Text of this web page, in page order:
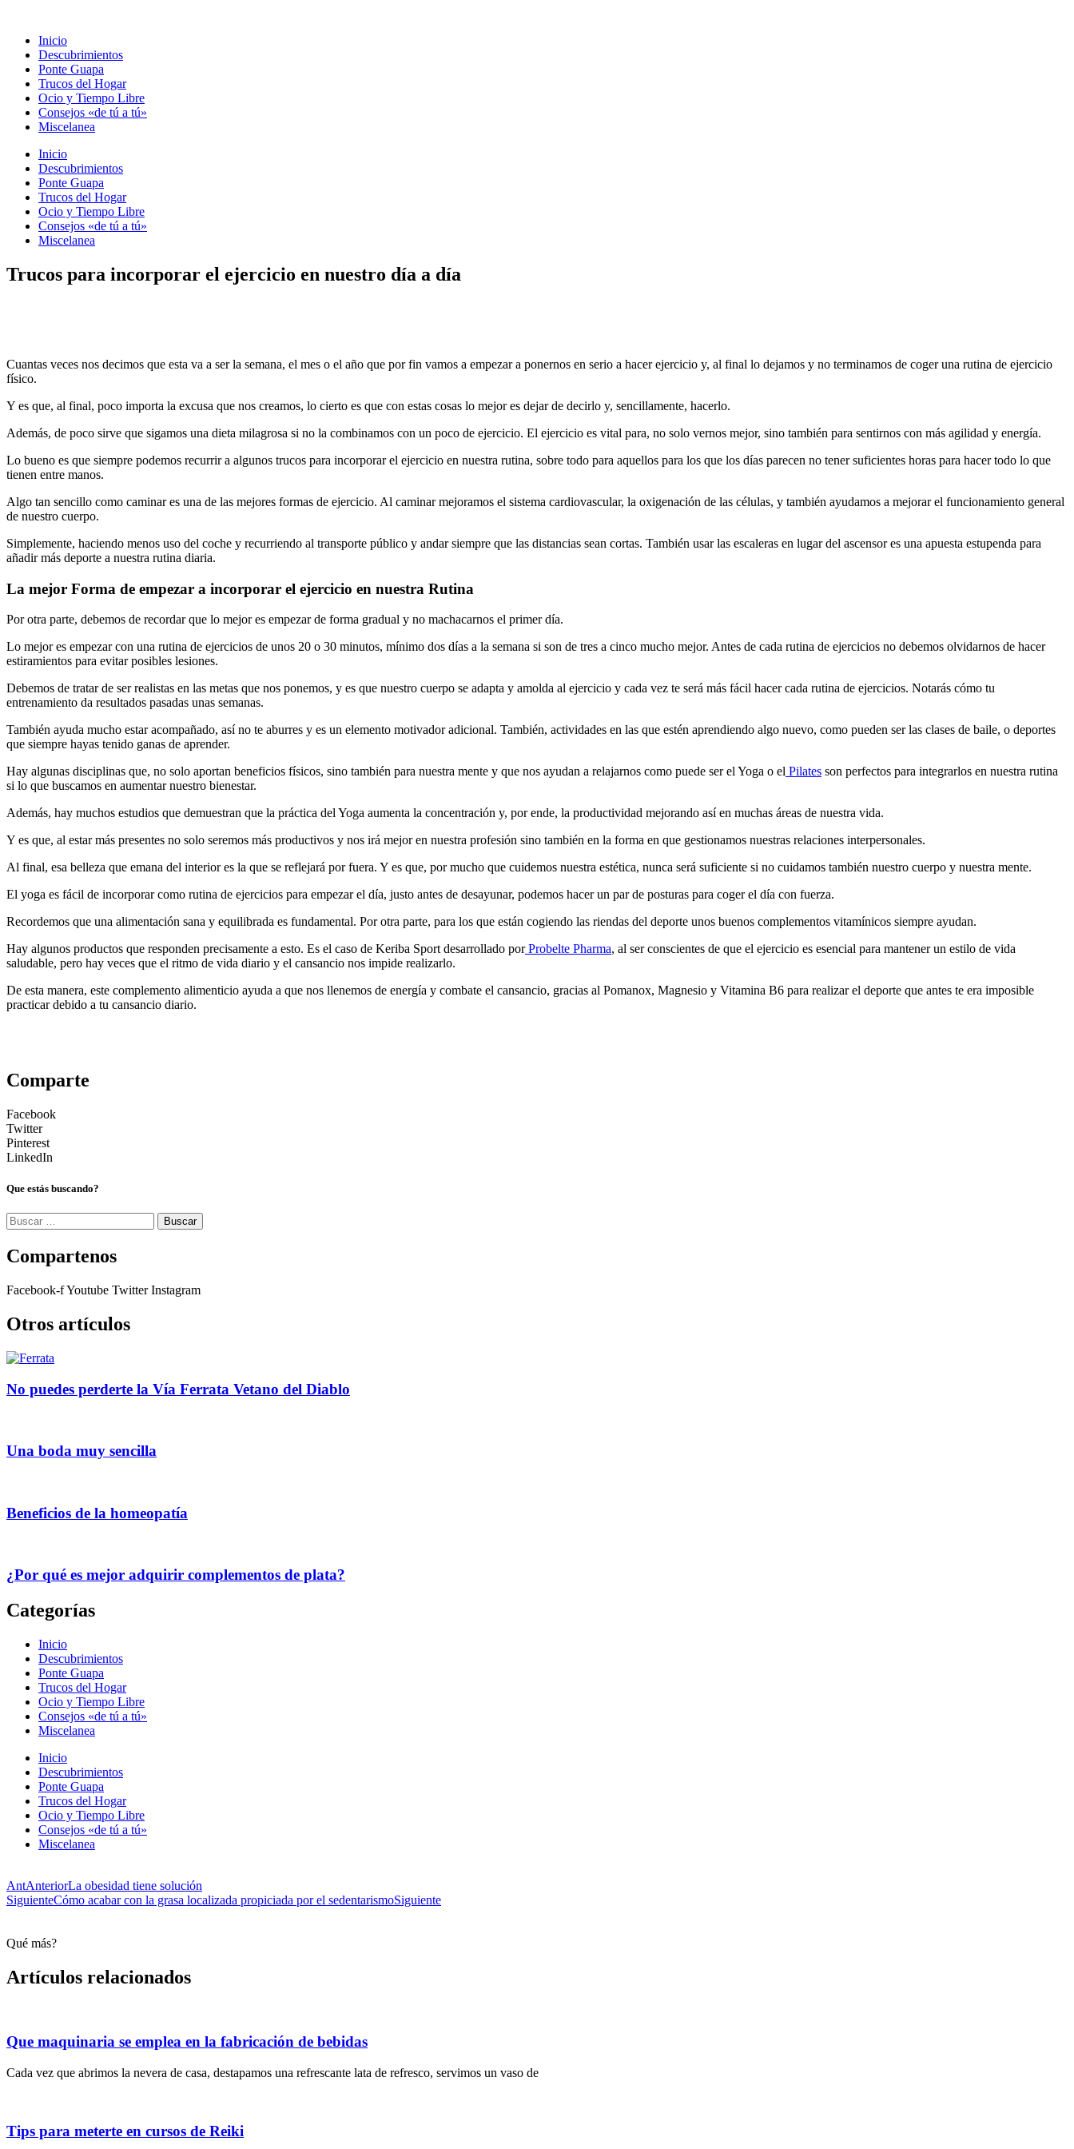
contenido
Inicio
Descubrimientos
Ponte Guapa
Trucos del Hogar
Ocio y Tiempo Libre
Consejos «de tú a tú»
Miscelanea
Inicio
Descubrimientos
Ponte Guapa
Trucos del Hogar
Ocio y Tiempo Libre
Consejos «de tú a tú»
Miscelanea
Trucos para incorporar el ejercicio en nuestro día a día
Cuantas veces nos decimos que esta va a ser la semana, el mes o el año que por fin vamos a empezar a ponernos en serio a hacer ejercicio y, al final lo dejamos y no terminamos de coger una rutina de ejercicio
físico.
Y es que, al final, poco importa la excusa que nos creamos, lo cierto es que con estas cosas lo mejor es dejar de decirlo y, sencillamente, hacerlo.
Además, de poco sirve que sigamos una dieta milagrosa si no la combinamos con un poco de ejercicio. El ejercicio es vital para, no solo vernos mejor, sino también para sentirnos con más agilidad y energía.
Lo bueno es que siempre podemos recurrir a algunos trucos para incorporar el ejercicio en nuestra rutina, sobre todo para aquellos para los que los días parecen no tener suficientes horas para hacer todo lo que
tienen entre manos.
Algo tan sencillo como caminar es una de las mejores formas de ejercicio. Al caminar mejoramos el sistema cardiovascular, la oxigenación de las células, y también ayudamos a mejorar el funcionamiento general
de nuestro cuerpo.
Simplemente, haciendo menos uso del coche y recurriendo al transporte público y andar siempre que las distancias sean cortas. También usar las escaleras en lugar del ascensor es una apuesta estupenda para
añadir más deporte a nuestra rutina diaria.
La mejor Forma de empezar a incorporar el ejercicio en nuestra Rutina
Por otra parte, debemos de recordar que lo mejor es empezar de forma gradual y no machacarnos el primer día.
Lo mejor es empezar con una rutina de ejercicios de unos 20 o 30 minutos, mínimo dos días a la semana si son de tres a cinco mucho mejor. Antes de cada rutina de ejercicios no debemos olvidarnos de hacer
estiramientos para evitar posibles lesiones.
Debemos de tratar de ser realistas en las metas que nos ponemos, y es que nuestro cuerpo se adapta y amolda al ejercicio y cada vez te será más fácil hacer cada rutina de ejercicios. Notarás cómo tu
entrenamiento da resultados pasadas unas semanas.
También ayuda mucho estar acompañado, así no te aburres y es un elemento motivador adicional. También, actividades en las que estén aprendiendo algo nuevo, como pueden ser las clases de baile, o deportes
que siempre hayas tenido ganas de aprender.
Hay algunas disciplinas que, no solo aportan beneficios físicos, sino también para nuestra mente y que nos ayudan a relajarnos como puede ser el Yoga o el Pilates son perfectos para integrarlos en nuestra rutina
si lo que buscamos en aumentar nuestro bienestar.
Además, hay muchos estudios que demuestran que la práctica del Yoga aumenta la concentración y, por ende, la productividad mejorando así en muchas áreas de nuestra vida.
Y es que, al estar más presentes no solo seremos más productivos y nos irá mejor en nuestra profesión sino también en la forma en que gestionamos nuestras relaciones interpersonales.
Al final, esa belleza que emana del interior es la que se reflejará por fuera. Y es que, por mucho que cuidemos nuestra estética, nunca será suficiente si no cuidamos también nuestro cuerpo y nuestra mente.
El yoga es fácil de incorporar como rutina de ejercicios para empezar el día, justo antes de desayunar, podemos hacer un par de posturas para coger el día con fuerza.
Recordemos que una alimentación sana y equilibrada es fundamental. Por otra parte, para los que están cogiendo las riendas del deporte unos buenos complementos vitamínicos siempre ayudan.
Hay algunos productos que responden precisamente a esto. Es el caso de Keriba Sport desarrollado por Probelte Pharma, al ser conscientes de que el ejercicio es esencial para mantener un estilo de vida
saludable, pero hay veces que el ritmo de vida diario y el cansancio nos impide realizarlo.
De esta manera, este complemento alimenticio ayuda a que nos llenemos de energía y combate el cansancio, gracias al Pomanox, Magnesio y Vitamina B6 para realizar el deporte que antes te era imposible
practicar debido a tu cansancio diario.
Comparte
Facebook
Twitter
Pinterest
LinkedIn
Que estás buscando?
Buscar:
Compartenos
Facebook-fYoutube Twitter Instagram
Otros artículos
No puedes perderte la Vía Ferrata Vetano del Diablo
Una boda muy sencilla
Beneficios de la homeopatía
¿Por qué es mejor adquirir complementos de plata?
Categorías
Inicio
Descubrimientos
Ponte Guapa
Trucos del Hogar
Ocio y Tiempo Libre
Consejos «de tú a tú»
Miscelanea
Inicio
Descubrimientos
Ponte Guapa
Trucos del Hogar
Ocio y Tiempo Libre
Consejos «de tú a tú»
Miscelanea
AntAnteriorLa obesidad tiene solución
SiguienteCómo acabar con la grasa localizada propiciada por el sedentarismoSiguiente
Qué más?
Artículos relacionados
Que maquinaria se emplea en la fabricación de bebidas
Cada vez que abrimos la nevera de casa, destapamos una refrescante lata de refresco, servimos un vaso de
Tips para meterte en cursos de Reiki